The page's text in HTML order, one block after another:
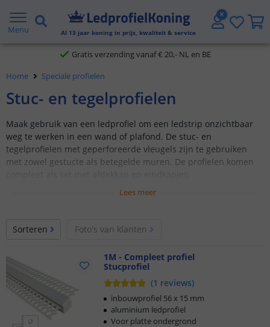
Menu Al 13 jaar koning in prijs, kwaliteit & service
5 jaar garantie
Gratis verzending vanaf € 20,- NL en BE
Voor 23:45 uur besteld, morgen in huis
Home Speciale profielen
Stuc- en tegelprofielen
Maak gebruik van een ledprofiel om een ledstrip onzichtbaar
weg te werken in een wand of plafond. De stuc- en
tegelprofielen met geperforeerde vleugels zijn te gebruiken
met zowel gestucte als betegelde muren. De profielen komen
Beschikbaar in verschillende modellen en afmetingen
Lees meer
Sorteren Foto's van klanten
1M - Compleet profiel
Stucprofiel
(1 reviews)
inbouwprofiel 56 x 15 mm
aluminium ledprofiel
Voor platte ondergrond